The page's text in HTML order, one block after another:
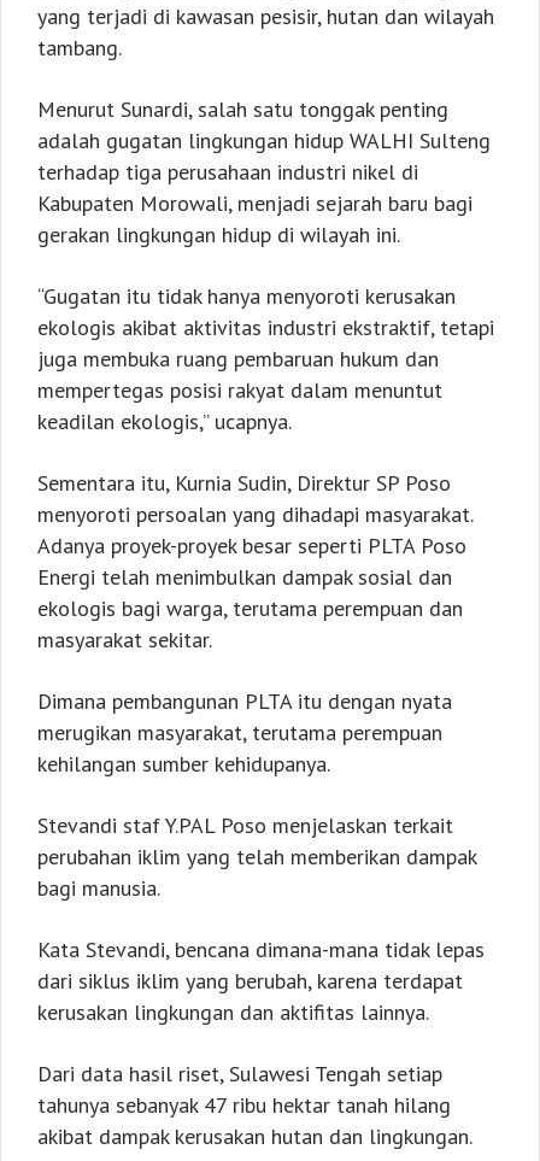
yang terjadi di kawasan pesisir, hutan dan wilayah
tambang.
Menurut Sunardi, salah satu tonggak penting
adalah gugatan lingkungan hidup WALHI Sulteng
terhadap tiga perusahaan industri nikel di
Kabupaten Morowali, menjadi sejarah baru bagi
gerakan lingkungan hidup di wilayah ini.
“Gugatan itu tidak hanya menyoroti kerusakan
ekologis akibat aktivitas industri ekstraktif, tetapi
juga membuka ruang pembaruan hukum dan
mempertegas posisi rakyat dalam menuntut
keadilan ekologis,” ucapnya.
Sementara itu, Kurnia Sudin, Direktur SP Poso
menyoroti persoalan yang dihadapi masyarakat.
Adanya proyek-proyek besar seperti PLTA Poso
Energi telah menimbulkan dampak sosial dan
ekologis bagi warga, terutama perempuan dan
masyarakat sekitar.
Dimana pembangunan PLTA itu dengan nyata
merugikan masyarakat, terutama perempuan
kehilangan sumber kehidupanya.
Stevandi staf Y.PAL Poso menjelaskan terkait
perubahan iklim yang telah memberikan dampak
bagi manusia.
Kata Stevandi, bencana dimana-mana tidak lepas
dari siklus iklim yang berubah, karena terdapat
kerusakan lingkungan dan aktifitas lainnya.
Dari data hasil riset, Sulawesi Tengah setiap
tahunya sebanyak 47 ribu hektar tanah hilang
akibat dampak kerusakan hutan dan lingkungan.